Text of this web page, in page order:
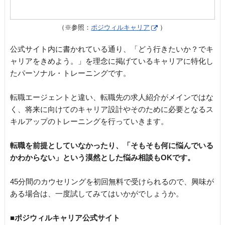
（※参照： ポジウィルキャリア ）
公式サイト内に書かれている通り、「どう行きたいか？でキ
ャリアをきめよう。」を理念に掲げているキャリアに特化し
たパーソナル・トレーニングです。
転職エージェントと違い、転職先の求人紹介がメインではな
く、将来に向けてのキャリア設計やそのために必要となるス
キルアップのトレーニングを行っていきます。
転職を前提としていなかったり、「そもそも何に悩んでいる
かわからない」という漠然とした悩み相談もOKです。
45分間のカウセリングを初回無料で受けられるので、興味が
ある場合は、一度試してみてはいかがでしょうか。
■ポジウィルキャリア公式サイト